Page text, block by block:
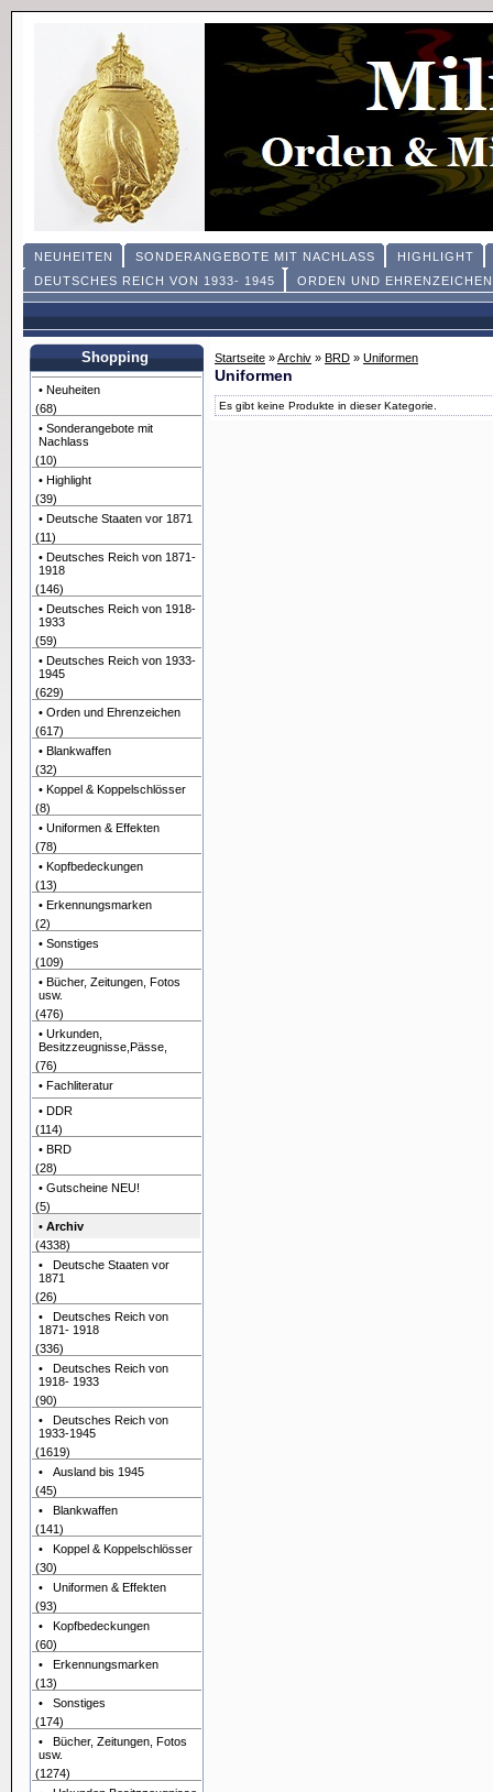
NEUHEITEN SONDERANGEBOTE MIT NACHLASS
HIGHLIGHT
DEUTSCHES REICH VON 1933- 1945
ORDEN UND EHRENZEICHEN
Shopping
• Neuheiten
(68)
• Sonderangebote mit
Nachlass
(10)
• Highlight
(39)
• Deutsche Staaten vor 1871
(11)
• Deutsches Reich von 1871-
1918
(146)
• Deutsches Reich von 1918-
1933
(59)
• Deutsches Reich von 1933-
1945
(629)
• Orden und Ehrenzeichen
(617)
• Blankwaffen
(32)
• Koppel & Koppelschlösser
(8)
• Uniformen & Effekten
(78)
• Kopfbedeckungen
(13)
• Erkennungsmarken
(2)
• Sonstiges
(109)
• Bücher, Zeitungen, Fotos
usw.
(476)
• Urkunden,
Besitzzeugnisse,Pässe,
(76)
• Fachliteratur
• DDR
(114)
• BRD
(28)
• Gutscheine NEU!
(5)
• Archiv
(4338)
• Deutsche Staaten vor
1871
(26)
• Deutsches Reich von
1871- 1918
(336)
• Deutsches Reich von
1918- 1933
(90)
• Deutsches Reich von
1933-1945
(1619)
• Ausland bis 1945
(45)
• Blankwaffen
(141)
• Koppel & Koppelschlösser
(30)
• Uniformen & Effekten
(93)
• Kopfbedeckungen
(60)
• Erkennungsmarken
(13)
• Sonstiges
(174)
• Bücher, Zeitungen, Fotos
usw.
(1274)
Startseite »Archiv » BRD » Uniformen
Uniformen
Es gibt keine Produkte in dieser Kategorie.